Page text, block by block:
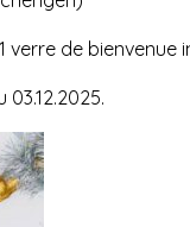
verre de bienvenue
03.12.2025.